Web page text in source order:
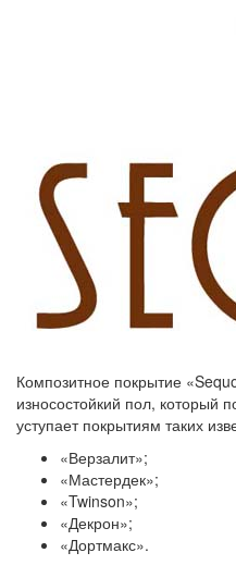
Композитное покрытие
износостойкий пол, который
уступает покрытиям таких
«Верзалит»;
«Мастердек»;
«Twinson»;
«Декрон»;
«Дортмакс».